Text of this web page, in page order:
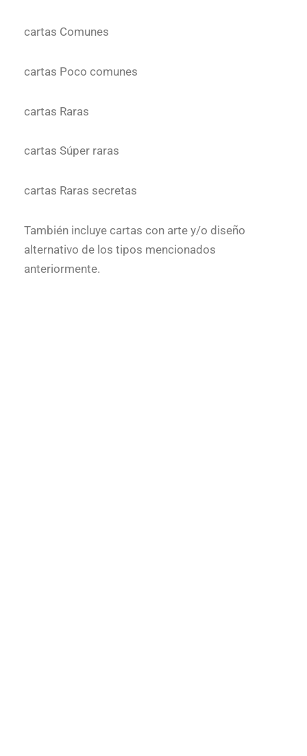
cartas Comunes
cartas Poco comunes
cartas Raras
cartas Súper raras
cartas Raras secretas
También incluye cartas con arte y/o diseño
alternativo de los tipos mencionados
anteriormente.